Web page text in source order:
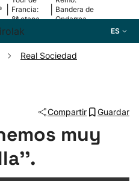
Francia:
8ª etapa
Bandera de
Ondarroa
ES
Real Sociedad
Compartir Guardar
muy